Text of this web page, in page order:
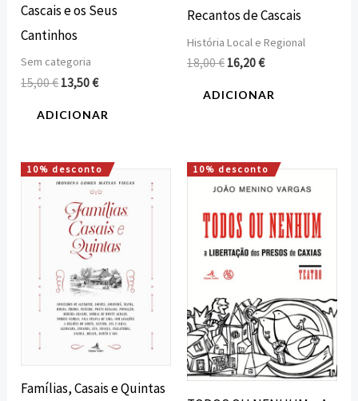
Cascais e os Seus
Cantinhos
Sem categoria
15,00€ 13,50€
ADICIONAR
Recantos de Cascais
História Local e Regional
18,00€ 16,20€
ADICIONAR
10% desconto
Famílias, Casais e Quintas
O
preço
original
era:
75,00 €.
O
preço
atual
é:
67,50 €.
10% desconto
O
preço
era:
7,00 €.
O
preço
é:
6,30 €.